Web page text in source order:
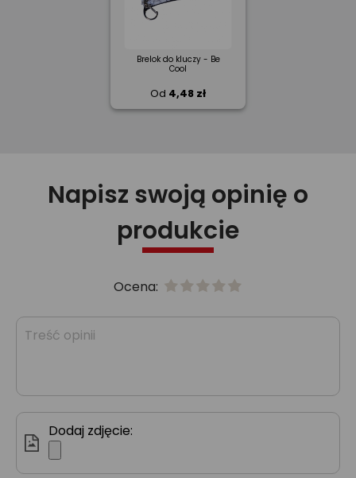
Brelok do kluczy - Be
Cool
Od 4,48 zł
Napisz swoją opinię o
produkcie
Ocena:
Dodaj zdjęcie: